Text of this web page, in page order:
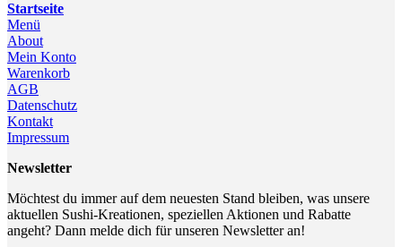
Startseite
Menü
About
Mein Konto
Warenkorb
AGB
Datenschutz
Kontakt
Impressum
Newsletter
Möchtest du immer auf dem neuesten Stand bleiben, was unsere
aktuellen Sushi-Kreationen, speziellen Aktionen und Rabatte
angeht? Dann melde dich für unseren Newsletter an!